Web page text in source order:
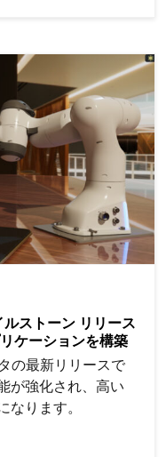
ストーン リリース
ケーションを構築
の最新リリースで
が強化され、高い
ります。
ン リリースでクラウド